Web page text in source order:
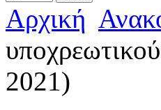
Αρχική
2021)